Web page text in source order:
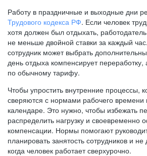
Работу в праздничные и выходные дни
Трудового кодекса РФ. Если человек
хотя должен был отдыхать,
не меньше двойной ставки за каждый
сотрудник может выбрать
день отдыха компенсирует переработку,
по обычному тарифу.
Чтобы упростить внутренние процессы,
сверяются с нормами рабочего времени
календаре. Это нужно, чтобы избежать
распределить нагрузку и своевременно
компенсации. Нормы помогают
планировать занятость сотрудников и не
когда человек работает сверхурочно.